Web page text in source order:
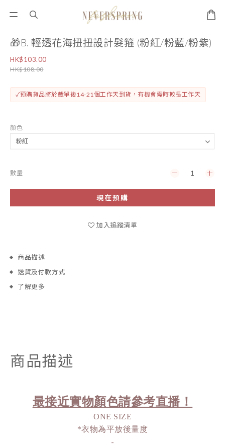
🎁B. 輕透花海扭扭設計髮箍 (粉紅/粉藍/粉紫)
HK$103.00
HK$108.00
✓預購貨品將於截單後14-21個工作天到貨，有機會需時較長工作天
顏色
數量
現在預購
加入追蹤清單
商品描述
送貨及付款方式
了解更多
商品描述
最接近實物顏色請參考直播！
ONE SIZE
*衣物為平放後量度
-